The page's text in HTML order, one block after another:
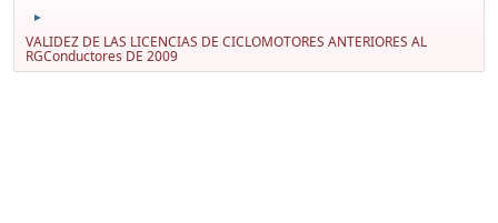
►
VALIDEZ DE LAS LICENCIAS DE CICLOMOTORES ANTERIORES AL
RGConductores DE 2009